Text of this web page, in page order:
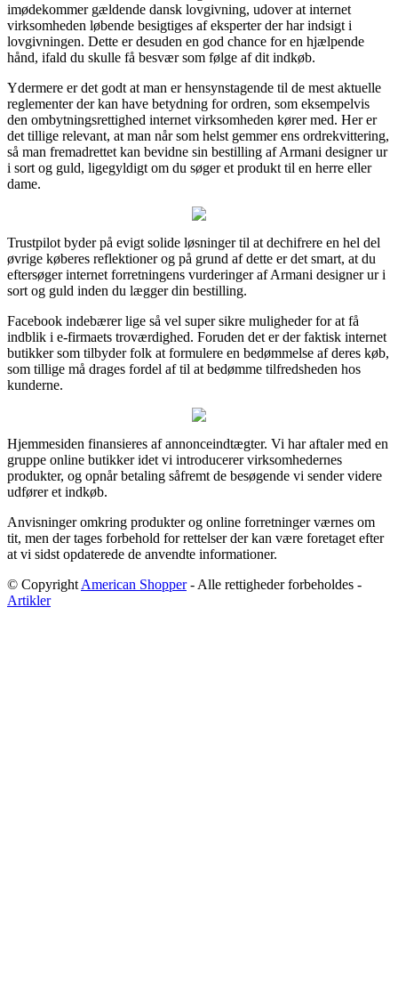
imødekommer gældende dansk lovgivning, udover at internet
virksomheden løbende besigtiges af eksperter der har indsigt i
lovgivningen. Dette er desuden en god chance for en hjælpende
hånd, ifald du skulle få besvær som følge af dit indkøb.
Ydermere er det godt at man er hensynstagende til de mest aktuelle
reglementer der kan have betydning for ordren, som eksempelvis
den ombytningsrettighed internet virksomheden kører med. Her er
det tillige relevant, at man når som helst gemmer ens ordrekvittering,
så man fremadrettet kan bevidne sin bestilling af Armani designer ur
i sort og guld, ligegyldigt om du søger et produkt til en herre eller
dame.
Trustpilot byder på evigt solide løsninger til at dechifrere en hel del
øvrige køberes reflektioner og på grund af dette er det smart, at du
eftersøger internet forretningens vurderinger af Armani designer ur i
sort og guld inden du lægger din bestilling.
Facebook indebærer lige så vel super sikre muligheder for at få
indblik i e-firmaets troværdighed. Foruden det er der faktisk internet
butikker som tilbyder folk at formulere en bedømmelse af deres køb,
som tillige må drages fordel af til at bedømme tilfredsheden hos
kunderne.
Hjemmesiden finansieres af annonceindtægter. Vi har aftaler med en
gruppe online butikker idet vi introducerer virksomhedernes
produkter, og opnår betaling såfremt de besøgende vi sender videre
udfører et indkøb.
Anvisninger omkring produkter og online forretninger værnes om
tit, men der tages forbehold for rettelser der kan være foretaget efter
at vi sidst opdaterede de anvendte informationer.
© Copyright American Shopper- Alle rettigheder forbeholdes -
Artikler